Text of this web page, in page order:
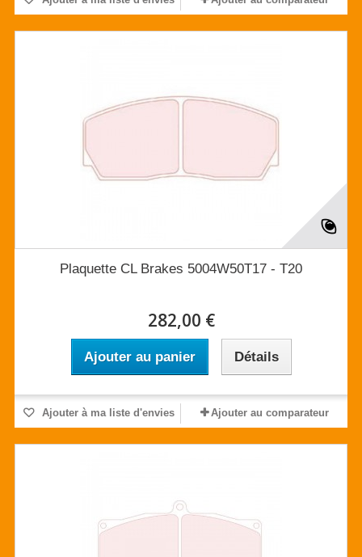
Plaquette CL Brakes 5004W50T17 - T20
282,00 €
Ajouter au panier Détails
Ajouter à ma liste d'envies Ajouter au comparateur